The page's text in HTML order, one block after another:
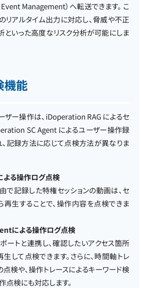
Management）へ転送できます。 こ
リアルタイム出力に対応し、脅威や不正
といった高度なリスク分析が可能にしま
機能
ザー操作は、iDoperation RAG によるセ
SC Agent によるユーザー操作録
記録方法に応じて点検方法が異なりま
る操作ログ点検
で記録した特権セッションの動画は、セ
再生することで、操作内容を点検できま
による操作ログ点検
ートと連携し、確認したいアクセス箇所
して点検できます。さらに、時間軸トレ
検や、操作トレースによるキーワード検
検にも対応します。